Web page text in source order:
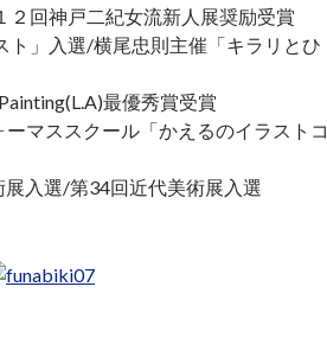
回神戸二紀女流新人展奨励受賞
ト」入選/横尾忠則主催「キラリとひ
最優秀賞受賞
マススクール「かえるのイラストコ
入選/第34回近代美術展入選